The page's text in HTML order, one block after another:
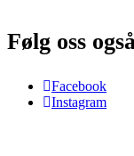
Følg oss
Facebook
Instagram